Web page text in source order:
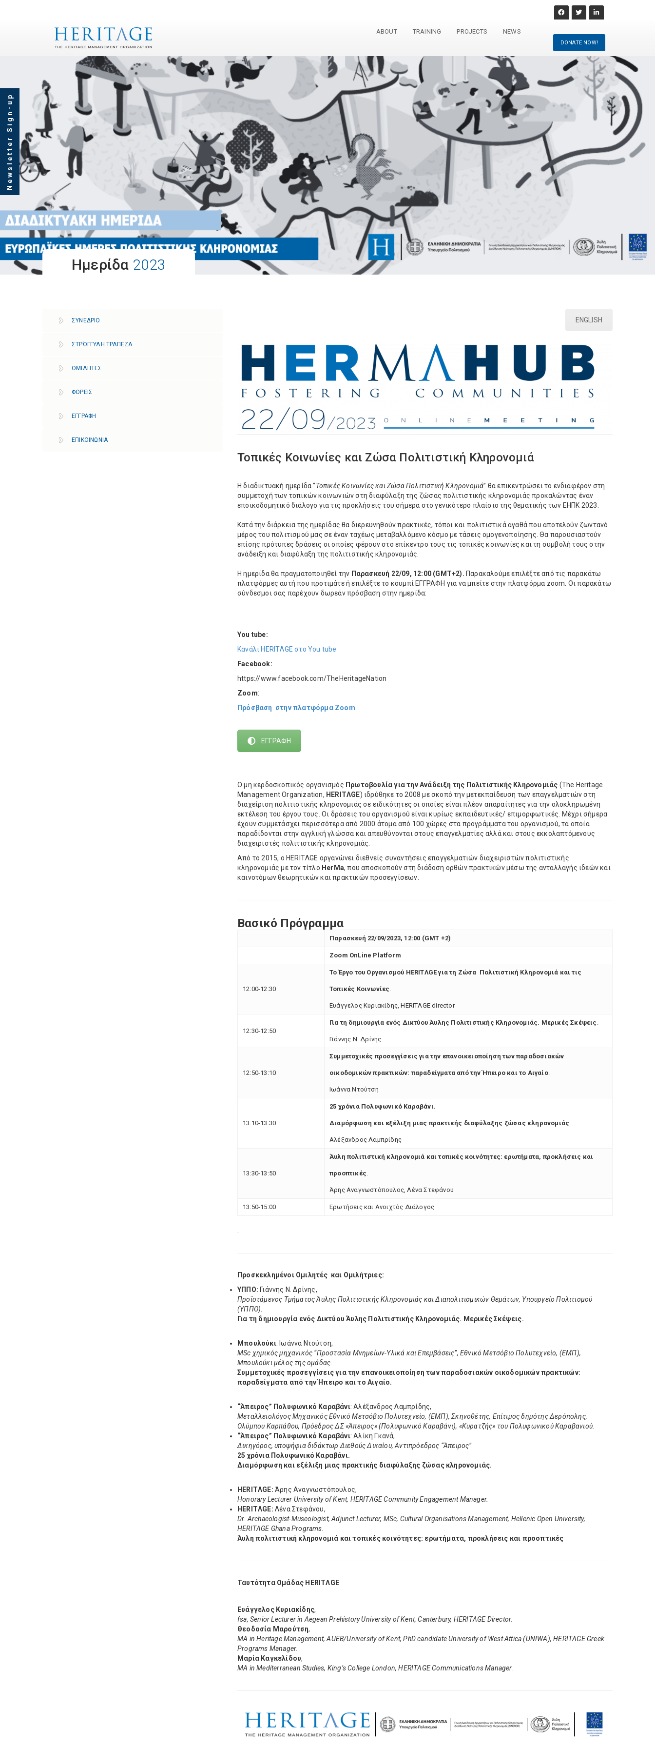
DONATE NOW!
ABOUT TRAINING PROJECTS NEWS
Ημερίδα 2023
ΣΥΝΕΔΡΙΟ
ΣΤΡΌΓΓΥΛΗ ΤΡΑΠΕΖΑ
ΟΜΙΛΗΤΕΣ
ΦΟΡΕΙΣ
ΕΓΓΡΑΦΗ
ΕΠΙΚΟΙΝΩΝΙΑ
ENGLISH
Τοπικές Κοινωνίες και Ζώσα Πολιτιστική Κληρονομιά
Η διαδικτυακή ημερίδα “Τοπικές Κοινωνίες και Ζώσα Πολιτιστική Κληρονομιά” θα επικεντρώσει το ενδιαφέρον στη
συμμετοχή των τοπικών κοινωνιών στη διαφύλαξη της ζώσας πολιτιστικής κληρονομιάς προκαλώντας έναν
εποικοδομητικό διάλογο για τις προκλήσεις του σήμερα στο γενικότερο πλαίσιο της θεματικής των ΕΗΠΚ 2023.
Κατά την διάρκεια της ημερίδας θα διερευνηθούν πρακτικές, τόποι και πολιτιστικά αγαθά που αποτελούν ζωντανό
μέρος του πολιτισμού μας σε έναν ταχέως μεταβαλλόμενο κόσμο με τάσεις ομογενοποίησης. Θα παρουσιαστούν
επίσης πρότυπες δράσεις οι οποίες φέρουν στο επίκεντρο τους τις τοπικές κοινωνίες και τη συμβολή τους στην
ανάδειξη και διαφύλαξη της πολιτιστικής κληρονομιάς.
Η ημερίδα θα πραγματοποιηθεί την Παρασκευή 22/09, 12:00 (GMT+2). Παρακαλούμε επιλέξτε από τις παρακάτω
πλατφόρμες αυτή που προτιμάτε ή επιλέξτε το κουμπί ΕΓΓΡΑΦΗ για να μπείτε στην πλατφόρμα zoom. Οι παρακάτω
σύνδεσμοι σας παρέχουν δωρεάν πρόσβαση στην ημερίδα:
You tube:
Κανάλι HERITΛGE στο You tube
Facebook:
https://www.facebook.com/TheHeritageNation
Zoom:
Πρόσβαση στην πλατφόρμα Zoom
ΕΓΓΡΑΦΗ
Ο μη κερδοσκοπικός οργανισμός Πρωτοβουλία για την Ανάδειξη της Πολιτιστικής Κληρονομιάς (The Heritage
Management Organization, HERITΛGE) ιδρύθηκε το 2008 με σκοπό την μετεκπαίδευση των επαγγελματιών στη
διαχείριση πολιτιστικής κληρονομιάς σε ειδικότητες οι οποίες είναι πλέον απαραίτητες για την ολοκληρωμένη
εκτέλεση του έργου τους. Οι δράσεις του οργανισμού είναι κυρίως εκπαιδευτικές/ επιμορφωτικές. Μέχρι σήμερα
έχουν συμμετάσχει περισσότερα από 2000 άτομα από 100 χώρες στα προγράμματα του οργανισμού, τα οποία
παραδίδονται στην αγγλική γλώσσα και απευθύνονται στους επαγγελματίες αλλά και στους εκκολαπτόμενους
διαχειριστές πολιτιστικής κληρονομιάς.
Aπό το 2015, o HERITΛGE οργανώνει διεθνείς συναντήσεις επαγγελματιών διαχειριστών πολιτιστικής
κληρονομιάς με τον τίτλο HerMa, που αποσκοπούν στη διάδοση ορθών πρακτικών μέσω της ανταλλαγής ιδεών και
καινοτόμων θεωρητικών και πρακτικών προσεγγίσεων.
Βασικό Πρόγραμμα
Παρασκευή 22/09/2023, 12:00 (GMT +2)
Zoom OnLine Platform
12:00-12:30
Το Έργο του Οργανισμού HERITΛGE για τη Ζώσα Πολιτιστική Κληρονομιά και τις
Τοπικές Κοινωνίες.
Ευάγγελος Κυριακίδης, HERITΛGE director
12:30-12:50
Για τη δημιουργία ενός Δικτύου Άυλης Πολιτιστικής Κληρονομιάς. Μερικές Σκέψεις .
Γιάννης Ν. Δρίνης
12:50-13:10
Συμμετοχικές προσεγγίσεις για την επανοικειοποίηση των παραδοσιακών
οικοδομικών πρακτικών: παραδείγματα από την Ήπειρο και το Αιγαίο.
Ιωάννα Ντούτση
13:10-13:30
25 χρόνια Πoλυφωνικό Καραβάνι.
Διαμόρφωση και εξέλιξη μιας πρακτικής διαφύλαξης ζώσας κληρονομιάς.
Αλέξανδρος Λαμπρίδης
13:30-13:50
Άυλη πολιτιστική κληρονομιά και τοπικές κοινότητες: ερωτήματα, προκλήσεις και
προοπτικές.
Άρης Αναγνωστόπουλος, Λένα Στεφάνου
13:50-15:00 Ερωτήσεις και Ανοιχτός Διάλογος
.
Προσκεκλημένοι Ομιλητές και Ομιλήτριες:
ΥΠΠΟ: Γιάννης Ν. Δρίνης,
Προϊστάμενος Τμήματος Άυλης Πολιτιστικής Κληρονομιάς και Διαπολιτισμικών Θεμάτων, Yπουργείο Πολιτισμού
(ΥΠΠΟ).
Για τη δημιουργία ενός Δικτύου Άυλης Πολιτιστικής Κληρονομιάς. Μερικές Σκέψεις.
Μπουλούκι: Ιωάννα Ντούτση,
MSc χημικός μηχανικός “Προστασία Μνημείων-Υλικά και Επεμβάσεις”, Εθνικό Μετσόβιο Πολυτεχνείο, (ΕΜΠ),
Μπουλούκι μέλος της ομάδας.
Συμμετοχικές προσεγγίσεις για την επανοικειοποίηση των παραδοσιακών οικοδομικών πρακτικών:
παραδείγματα από την Ήπειρο και το Αιγαίο.
“Άπειρος” Πολυφωνικό Καραβάνι: Αλέξανδρος Λαμπρίδης,
Μεταλλειολόγος Μηχανικός Εθνικό Μετσόβιο Πολυτεχνείο, (ΕΜΠ), Σκηνοθέτης, Επίτιμος δημότης Δερόπολης,
Ολύμπου Καρπάθου, Πρόεδρος ΔΣ «Άπειρος» (Πολυφωνικό Καραβάνι), «Κυρατζής» του Πολυφωνικού Καραβανιού.
“Άπειρος” Πολυφωνικό Καραβάνι: Αλίκη Γκανά,
Δικηγόρος, υποψήφια διδάκτωρ Διεθούς Δικαίου, Αντιπρόεδρος “Άπειρος”
25 χρόνια Πoλυφωνικό Καραβάνι.
Διαμόρφωση και εξέλιξη μιας πρακτικής διαφύλαξης ζώσας κληρονομιάς.
HERITΛGE: Άρης Αναγνωστόπουλος,
Honorary Lecturer University of Kent, HERITΛGE Community Engagement Manager.
HERITΛGE: Λένα Στεφάνου,
Dr. Archaeologist-Museologist, Adjunct Lecturer, MSc, Cultural Organisations Management, Hellenic Open University,
HERITΛGE Ghana Programs.
Άυλη πολιτιστική κληρονομιά και τοπικές κοινότητες: ερωτήματα, προκλήσεις και προοπτικές
Ταυτότητα Ομάδας HERITΛGE
Ευάγγελος Κυριακίδης,
fsa, Senior Lecturer in Aegean Prehistory University of Kent, Canterbury, HERITΛGEDirector.
Θεοδοσία Μαρούτση,
MA in Heritage Management, AUEB/University of Kent, PhD candidate University of West Attica (UNIWA), HERITΛGE Greek
Programs Manager.
Μαρία Καγκελίδου,
MA in Mediterranean Studies, King’s College London, HERITΛGE Communications Manager.
Newsletter Sign-up